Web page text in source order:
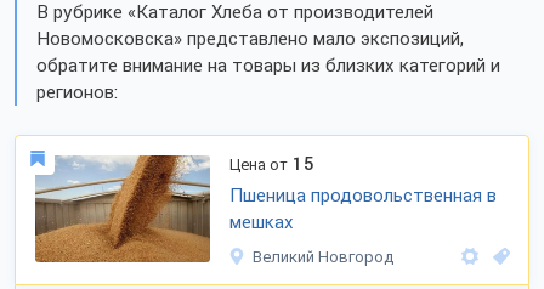
В рубрике «Каталог Хлеба от производителей
Новомосковска» представлено мало экспозиций,
обратите внимание на товары из близких категорий и
регионов:
Цена от 15
Пшеница продовольственная в
мешках
Великий Новгород